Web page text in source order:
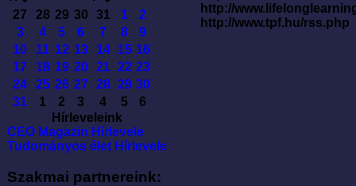
27
28 29 30 31 1
2
3
4 5 6 7 8
9
10
11 12 13 14 15 16
17
18 19 20 21 22 23
24
25 26 27 28 29 30
31
1 2 3 4 5
6
Hírleveleink
CEO Magazin Hírlevele
Tudományos élet Hírlevele
Szakmai partnereink:
http://
http://www.tpf.hu/rss.php